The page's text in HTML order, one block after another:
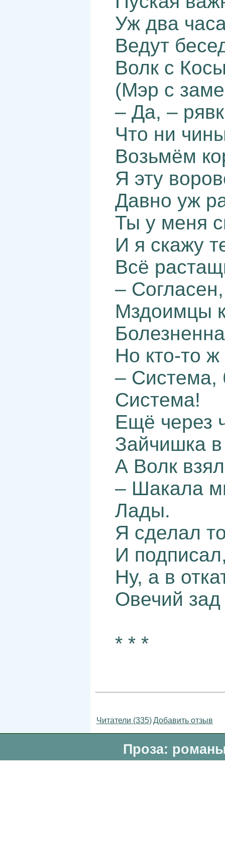
Уж два
Ведут
Волк с
(Мэр с
– Да, –
Что ни
Возьмём
Я эту
Давно уж
Ты у меня
И я скажу
Всё
–
Мздоимцы
Но кто-то
– Система,
Система!
Ещё через
Зайчишка в
А Волк
– Шакала
Лады.
Я сделал
И
Ну, а в
Овечий
* * *
Читатели (335)Добавить отзыв
Проза: